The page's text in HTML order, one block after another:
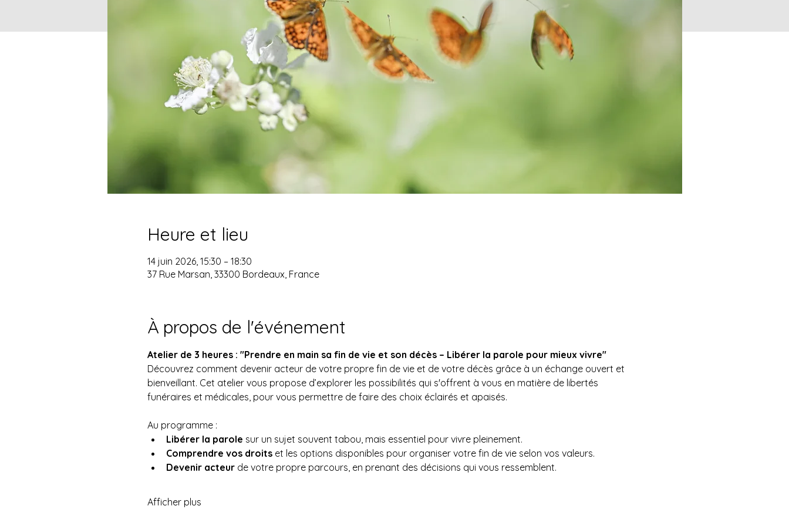
Heure et lieu
14 juin 2026, 15:30 – 18:30
37 Rue Marsan, 33300 Bordeaux, France
À propos de l'événement
Atelier de 3 heures : "Prendre en main sa fin de vie et son décès – Libérer la parole pour mieux vivre"
Découvrez comment devenir acteur de votre propre fin de vie et de votre décès grâce à un échange ouvert et
bienveillant. Cet atelier vous propose d’explorer les possibilités qui s'offrent à vous en matière de libertés
funéraires et médicales, pour vous permettre de faire des choix éclairés et apaisés.
Au programme :
Libérer la parole sur un sujet souvent tabou, mais essentiel pour vivre pleinement.
Comprendre vos droits et les options disponibles pour organiser votre fin de vie selon vos valeurs.
Devenir acteur de votre propre parcours, en prenant des décisions qui vous ressemblent.
Afficher plus